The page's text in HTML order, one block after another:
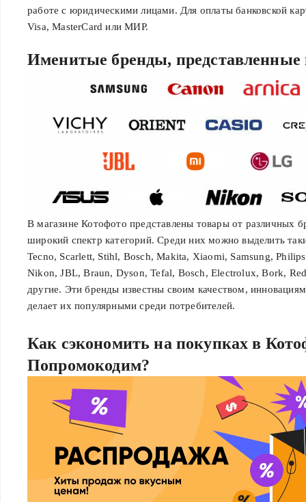
работе с юридическими лицами. Для оплаты банковской
Visa, MasterCard или МИР.
Именитые бренды, представленные
В магазине Котофото представлены товары от различных
широкий спектр категорий. Среди них можно выделить
Tecno, Scarlett, Stihl, Bosch, Makita, Xiaomi, Samsung,
Nikon, JBL, Braun, Dyson, Tefal, Bosch, Electrolux, Bork,
другие. Эти бренды известны своим качеством,
делает их популярными среди потребителей.
Как сэкономить на покупках в
Попромокодим?